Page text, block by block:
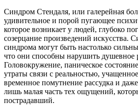
Синдром Стендаля, или галерейная
удивительное и порой пугающее
которое возникает у людей, глубоко
созерцание произведений искусства.
синдрома могут быть настолько
что они способны нарушить душевное
Головокружение, паническое
утраты связи с реальностью,
временное помутнение рассудка и
лишь малая часть тех ощущений,
пострадавший.